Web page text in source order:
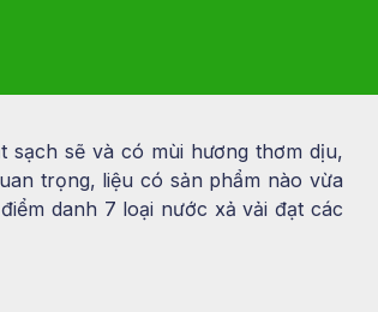
sạch sẽ và có mùi hương thơm dịu,
trọng, liệu có sản phẩm nào vừa
danh 7 loại nước xả vải đạt các